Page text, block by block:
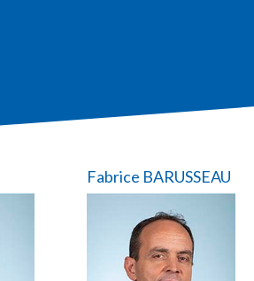
Fabrice BARUSSEAU